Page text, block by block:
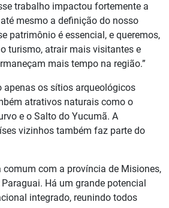
trabalho impactou fortemente a
mesmo a definição do nosso
patrimônio é essencial, e queremos,
turismo, atrair mais visitantes e
mais tempo na região.”
apenas os sítios arqueológicos
atrativos naturais como o
e o Salto do Yucumã. A
vizinhos também faz parte do
com a província de Misiones,
Há um grande potencial
integrado, reunindo todos